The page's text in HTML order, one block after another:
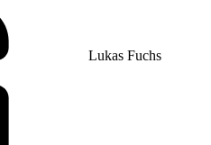
Lukas Fuchs